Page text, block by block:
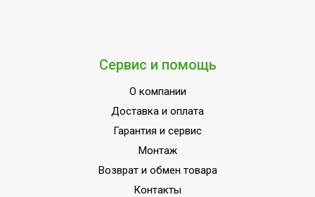
Индикация включения
Нет
Нет
Сервис и помощь
О компании
Доставка и оплата
Гарантия и сервис
Монтаж
Возврат и обмен товара
Контакты